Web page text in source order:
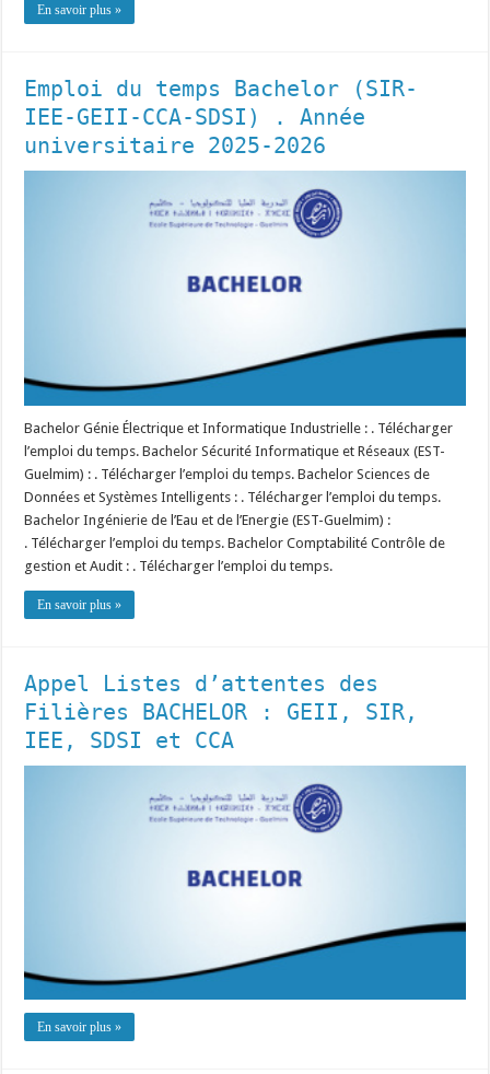
En savoir plus »
Emploi du temps Bachelor (SIR-
IEE-GEII-CCA-SDSI) . Année
universitaire 2025-2026
Bachelor Génie Électrique et Informatique Industrielle : . Télécharger
l’emploi du temps. Bachelor Sécurité Informatique et Réseaux (EST-
Guelmim) : . Télécharger l’emploi du temps. Bachelor Sciences de
Données et Systèmes Intelligents : . Télécharger l’emploi du temps.
Bachelor Ingénierie de l’Eau et de l’Energie (EST-Guelmim) :
. Télécharger l’emploi du temps. Bachelor Comptabilité Contrôle de
gestion et Audit : . Télécharger l’emploi du temps.
En savoir plus »
Appel Listes d’attentes des
Filières BACHELOR : GEII, SIR,
IEE, SDSI et CCA
En savoir plus »